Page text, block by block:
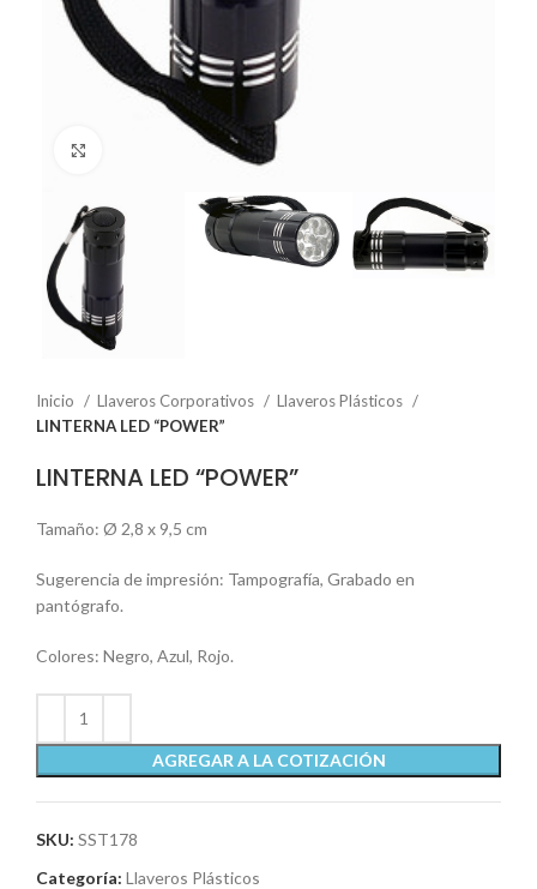
Click to enlarge
Inicio Llaveros Corporativos
Llaveros Plásticos
LINTERNA LED “POWER”
LINTERNA LED “POWER”
Tamaño: Ø 2,8 x 9,5 cm
Sugerencia de impresión: Tampografía, Grabado en
pantógrafo.
Colores: Negro, Azul, Rojo.
AGREGAR A LA COTIZACIÓN
SKU: SST178
Categoría: Llaveros Plásticos